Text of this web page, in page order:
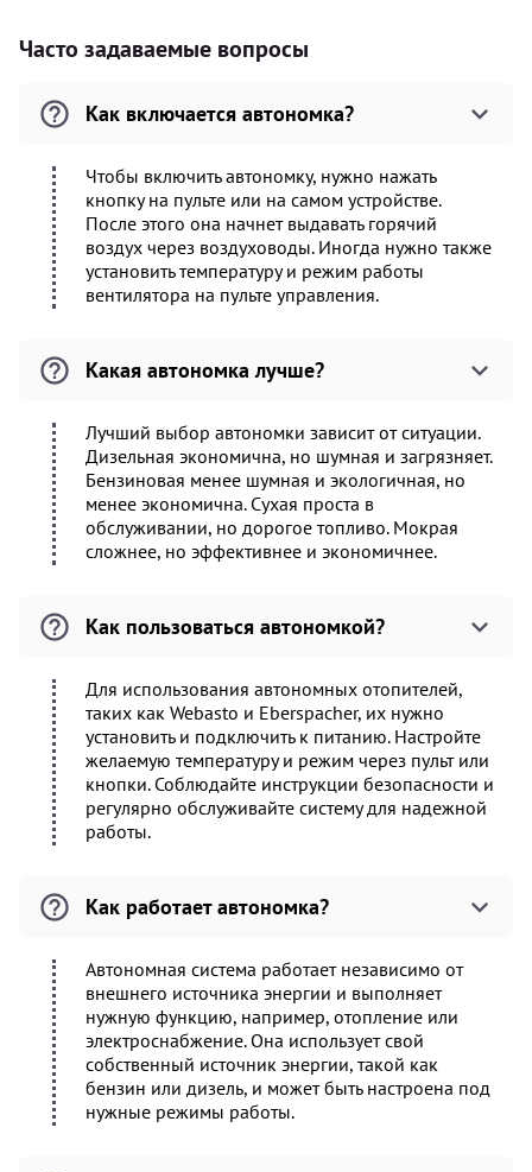
Часто задаваемые вопросы
Как включается автономка?
Чтобы включить автономку, нужно нажать
кнопку на пульте или на самом устройстве.
После этого она начнет выдавать горячий
воздух через воздуховоды. Иногда нужно также
установить температуру и режим работы
вентилятора на пульте управления.
Какая автономка лучше?
Лучший выбор автономки зависит от ситуации.
Дизельная экономична, но шумная и загрязняет.
Бензиновая менее шумная и экологичная, но
менее экономична. Сухая проста в
обслуживании, но дорогое топливо. Мокрая
сложнее, но эффективнее и экономичнее.
Как пользоваться автономкой?
Для использования автономных отопителей,
таких как Webasto и Eberspacher, их нужно
установить и подключить к питанию. Настройте
желаемую температуру и режим через пульт или
кнопки. Соблюдайте инструкции безопасности и
регулярно обслуживайте систему для надежной
работы.
Как работает автономка?
Автономная система работает независимо от
внешнего источника энергии и выполняет
нужную функцию, например, отопление или
электроснабжение. Она использует свой
собственный источник энергии, такой как
бензин или дизель, и может быть настроена под
нужные режимы работы.